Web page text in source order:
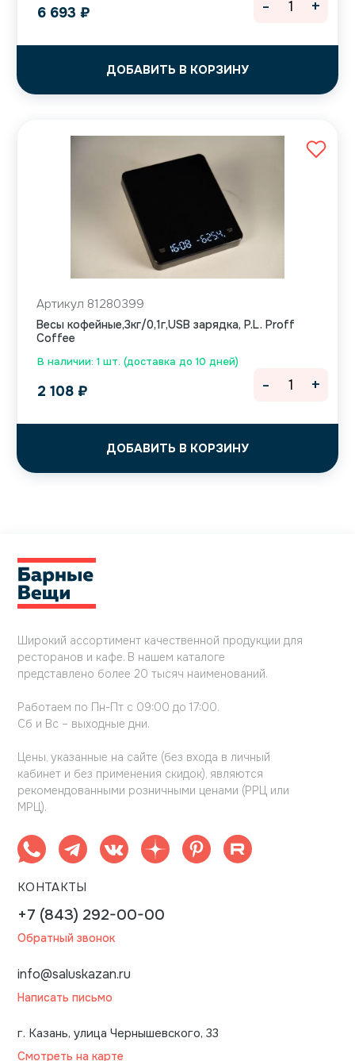
6 693 ₽
ДОБАВИТЬ В КОРЗИНУ
- +
В наличии: 1 шт. (доставка до 10 дней)
Артикул 81280399
Весы кофейные,3кг/0,1г,USB зарядка, P.L. Proff
Coffee
2 108 ₽
ДОБАВИТЬ В КОРЗИНУ
- +
Широкий ассортимент качественной продукции для
ресторанов и кафе. В нашем каталоге
представлено более 20 тысяч наименований.
Работаем по Пн-Пт с 09:00 до 17:00.
Сб и Вс – выходные дни.
Цены, указанные на сайте (без входа в личный
кабинет и без применения скидок), являются
рекомендованными розничными ценами (РРЦ или
МРЦ).
КОНТАКТЫ
+7 (843) 292-00-00
Обратный звонок
info@saluskazan.ru
Написать письмо
г. Казань, улица Чернышевского, 33
Смотреть на карте